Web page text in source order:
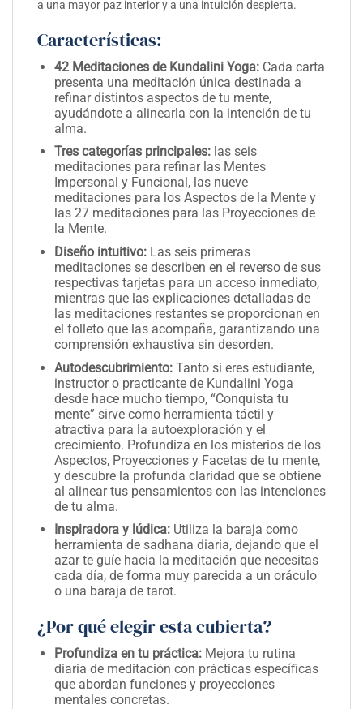
a una mayor paz interior y a una intuición despierta.
Características:
42 Meditaciones de Kundalini Yoga:Cada carta
presenta una meditación única destinada a
refinar distintos aspectos de tu mente,
ayudándote a alinearla con la intención de tu
alma.
Tres categorías principales:las seis
meditaciones para refinar las Mentes
Impersonal y Funcional, las nueve
meditaciones para los Aspectos de la Mente y
las 27 meditaciones para las Proyecciones de
la Mente.
Diseño intuitivo:Las seis primeras
meditaciones se describen en el reverso de sus
respectivas tarjetas para un acceso inmediato,
mientras que las explicaciones detalladas de
las meditaciones restantes se proporcionan en
el folleto que las acompaña, garantizando una
comprensión exhaustiva sin desorden.
Autodescubrimiento:Tanto si eres estudiante,
instructor o practicante de Kundalini Yoga
desde hace mucho tiempo, “Conquista tu
mente” sirve como herramienta táctil y
atractiva para la autoexploración y el
crecimiento. Profundiza en los misterios de los
Aspectos, Proyecciones y Facetas de tu mente,
y descubre la profunda claridad que se obtiene
al alinear tus pensamientos con las intenciones
de tu alma.
Inspiradora y lúdica:Utiliza la baraja como
herramienta de sadhana diaria, dejando que el
azar te guíe hacia la meditación que necesitas
cada día, de forma muy parecida a un oráculo
o una baraja de tarot.
¿Por qué elegir esta cubierta?
Profundiza en tu práctica:Mejora tu rutina
diaria de meditación con prácticas específicas
que abordan funciones y proyecciones
mentales concretas.